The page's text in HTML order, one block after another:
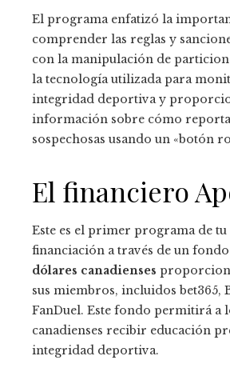
El programa enfatizó la
comprender las reglas y
con la manipulación de
la tecnología utilizada para
integridad deportiva y
información sobre cómo
sospechosas usando un «botón
El financiero
Este es el primer programa de
financiación a través de un fondo
dólares canadienses
sus miembros, incluidos bet365,
FanDuel. Este fondo permitirá a
canadienses recibir educación
integridad deportiva.